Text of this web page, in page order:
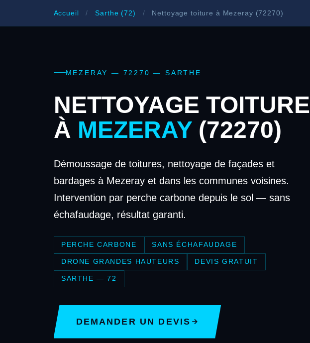
Accueil / Sarthe (72) / Nettoyage toiture à Mezeray (72270)
MEZERAY — 72270 — SARTHE
NETTOYAGE TOITURE
À MEZERAY(72270)
Démoussage de toitures, nettoyage de façades et
bardages à Mezeray et dans les communes voisines.
Intervention par perche carbone depuis le sol — sans
échafaudage, résultat garanti.
PERCHE CARBONE SANS ÉCHAFAUDAGE
DRONE GRANDES HAUTEURS DEVIS GRATUIT
SARTHE — 72
DEMANDER UN DEVIS